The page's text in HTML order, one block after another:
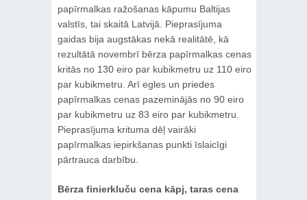
papīrmalkas ražošanas kāpumu Baltijas
valstīs, tai skaitā Latvijā. Pieprasījuma
gaidas bija augstākas nekā realitātē, kā
rezultātā novembrī bērza papīrmalkas cenas
kritās no 130 eiro par kubikmetru uz 110 eiro
par kubikmetru. Arī egles un priedes
papīrmalkas cenas pazeminājās no 90 eiro
par kubikmetru uz 83 eiro par kubikmetru.
Pieprasījuma krituma dēļ vairāki
papīrmalkas iepirkšanas punkti īslaicīgi
pārtrauca darbību.
Bērza finierkluču cena kāpj, taras cena